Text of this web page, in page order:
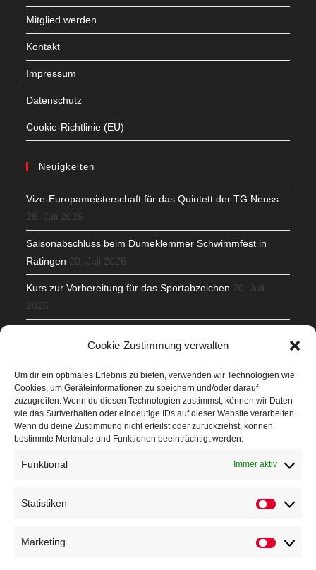
Cookie-Zustimmung verwalten
Um dir ein optimales Erlebnis zu bieten, verwenden wir Technologien wie
Cookies, um Geräteinformationen zu speichern und/oder darauf
zuzugreifen. Wenn du diesen Technologien zustimmst, können wir Daten
wie das Surfverhalten oder eindeutige IDs auf dieser Website verarbeiten.
Wenn du deine Zustimmung nicht erteilst oder zurückziehst, können
bestimmte Merkmale und Funktionen beeinträchtigt werden.
Funktional Immer aktiv
Statistiken
Marketing
Mitglied werden
Kontakt
Impressum
Datenschutz
Cookie-Richtlinie (EU)
Neuigkeiten
Vize-Europameisterschaft für das Quintett der TG Neuss
28. Juli 2026
Saisonabschluss beim Dumeklemmer Schwimmfest in
Ratingen 20. Juli 2026
Kurs zur Vorbereitung für das Sportabzeichen 20. Juli
2026
Veranstaltungen
Höffner Run
Kindersportfest